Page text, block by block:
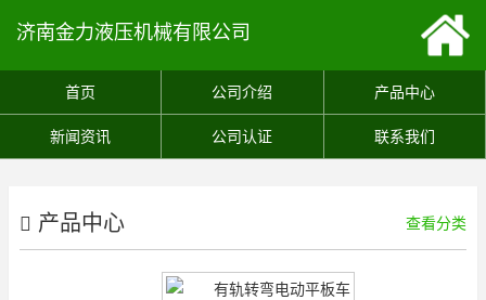
济南金力液压机械有限公司
首页 公司介绍 产品中心
新闻资讯 公司认证 联系我们
产品中心 查看分类